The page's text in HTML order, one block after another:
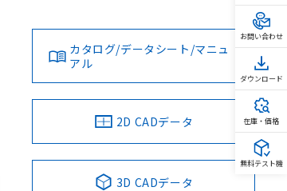
カタログ/データシート/マニュ
アル
2D CADデータ
3D CADデータ
お問い合わせ
ダウンロード
在庫・価格
無料テスト機